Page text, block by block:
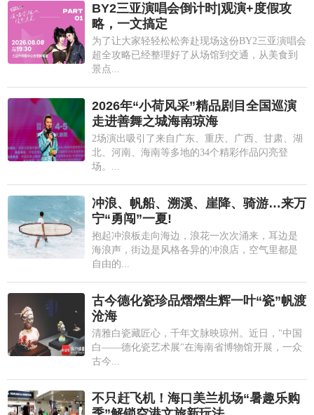
BY2三亚演唱会倒计时|观演+度假攻
略，一文搞定
为了让大家轻轻松松奔赴现场这份BY2三亚演唱会
超全攻略已经整理好了从场馆到交通，从美食到
景点...
2026年“小荷风采”精品剧目全国巡演
走进善舞之城海南琼海
2场演出吸引了来自广东、重庆、广西、甘肃、湖
北、河南、海南等多地的34个精彩作品闪亮登
场。...
冲浪、帆船、溯溪、崖降、骑游…来万
宁“勇闯”一夏!
抱起冲浪板走向海边，浪花一次次涌来，耳边是
海浪声，街边是风格各异的冲浪店，空气里都是
自由的...
古今德化瓷珍品熠熠生辉一叶“瓷”帆渡
沧海
清雅白瓷藏匠心，千年文脉映琼州。近日，"中国
白——德化瓷艺术展"在海南省博物馆开展，一众
古今...
不只赶飞机！海口美兰机场“暑趣乐购